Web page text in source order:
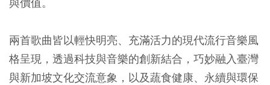
兩首歌曲皆以輕快明亮、充滿活力的現代流行音樂風
格呈現，透過科技與音樂的創新結合，巧妙融入臺灣
與新加坡文化交流意象，以及蔬食健康、永續與環保